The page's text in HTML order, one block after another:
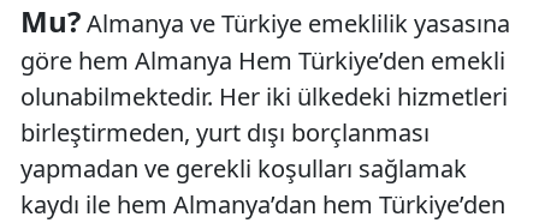
Mu?Almanya ve Türkiye emeklilik yasasına
göre hem Almanya Hem Türkiye’den emekli
olunabilmektedir. Her iki ülkedeki hizmetleri
birleştirmeden, yurt dışı borçlanması
yapmadan ve gerekli koşulları sağlamak
kaydı ile hem Almanya’dan hem Türkiye’den